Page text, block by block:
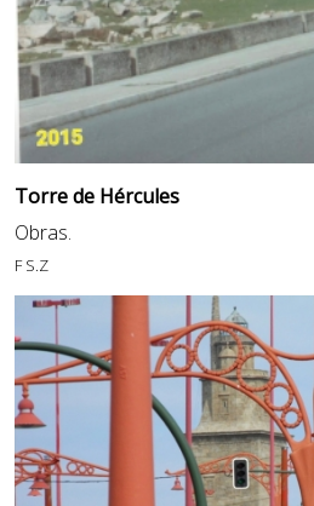
Torre de Hércules
Obras.
F S.Z